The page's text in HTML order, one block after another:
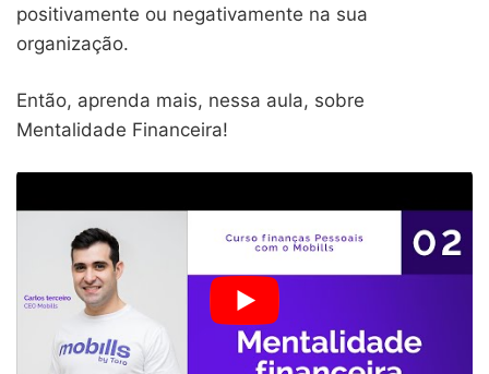
positivamente ou negativamente na sua
organização.
Então, aprenda mais, nessa aula, sobre
Mentalidade Financeira!